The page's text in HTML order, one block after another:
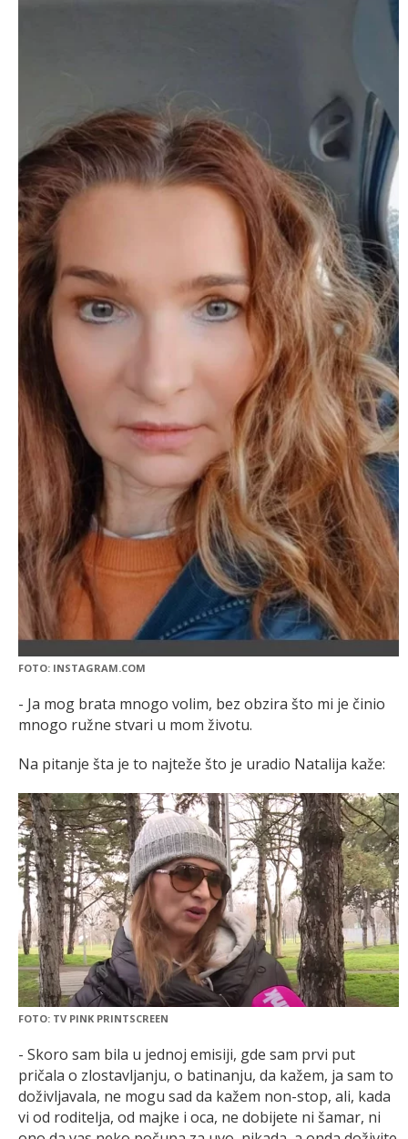
FOTO: INSTAGRAM.COM
- Ja mog brata mnogo volim, bez obzira što mi je činio
mnogo ružne stvari u mom životu.
Na pitanje šta je to najteže što je uradio Natalija kaže:
FOTO: TV PINK PRINTSCREEN
- Skoro sam bila u jednoj emisiji, gde sam prvi put
pričala o zlostavljanju, o batinanju, da kažem, ja sam to
doživljavala, ne mogu sad da kažem non-stop, ali, kada
vi od roditelja, od majke i oca, ne dobijete ni šamar, ni